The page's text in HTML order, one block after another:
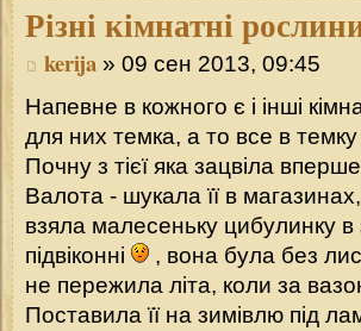
Різні кімнатні
kerija » 09 сен 2013, 09:45
Напевне в кожного є і інші
для них темка, а то все в
Почну з тієї яка зацвіла вперше
Валота - шукала її в
взяла малесеньку цибулинку
підвіконні
, вона була без
не пережила літа, коли за
Поставила її на зимівлю під